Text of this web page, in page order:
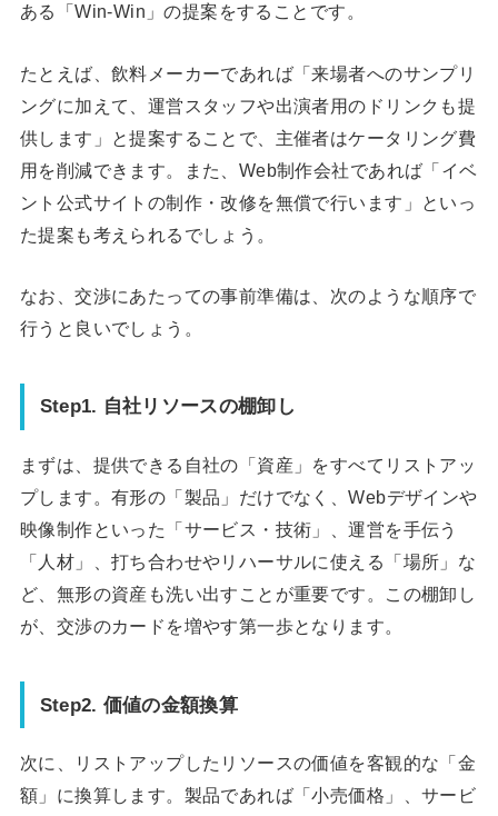
ある「Win-Win」の提案をすることです。
たとえば、飲料メーカーであれば「来場者へのサンプリ
ングに加えて、運営スタッフや出演者用のドリンクも提
供します」と提案することで、主催者はケータリング費
用を削減できます。また、Web制作会社であれば「イベ
ント公式サイトの制作・改修を無償で行います」といっ
た提案も考えられるでしょう。
なお、交渉にあたっての事前準備は、次のような順序で
行うと良いでしょう。
Step1. 自社リソースの棚卸し
まずは、提供できる自社の「資産」をすべてリストアッ
プします。有形の「製品」だけでなく、Webデザインや
映像制作といった「サービス・技術」、運営を手伝う
「人材」、打ち合わせやリハーサルに使える「場所」な
ど、無形の資産も洗い出すことが重要です。この棚卸し
が、交渉のカードを増やす第一歩となります。
Step2. 価値の金額換算
次に、リストアップしたリソースの価値を客観的な「金
額」に換算します。製品であれば「小売価格」、サービ